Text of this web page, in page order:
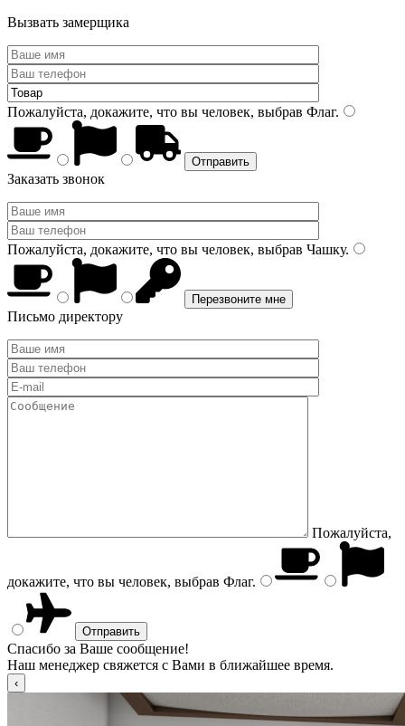
Вызвать замерщика
Пожалуйста, докажите, что вы человек, выбрав Флаг.
Заказать звонок
Пожалуйста, докажите, что вы человек, выбрав Чашку.
Письмо директору
Пожалуйста,
докажите, что вы человек, выбрав Флаг.
Спасибо за Ваше сообщение!
Наш менеджер свяжется с Вами в ближайшее время.